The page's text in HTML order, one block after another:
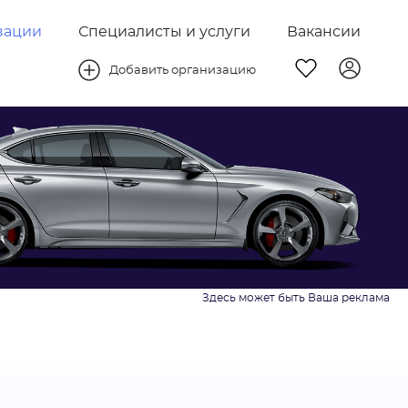
Специалисты и услуги Вакансии
Добавить организацию